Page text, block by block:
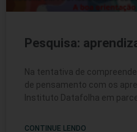
Pesquisa:
Na tentativa de
de pensamento com os
Instituto Datafolha em
CONTINUE LENDO